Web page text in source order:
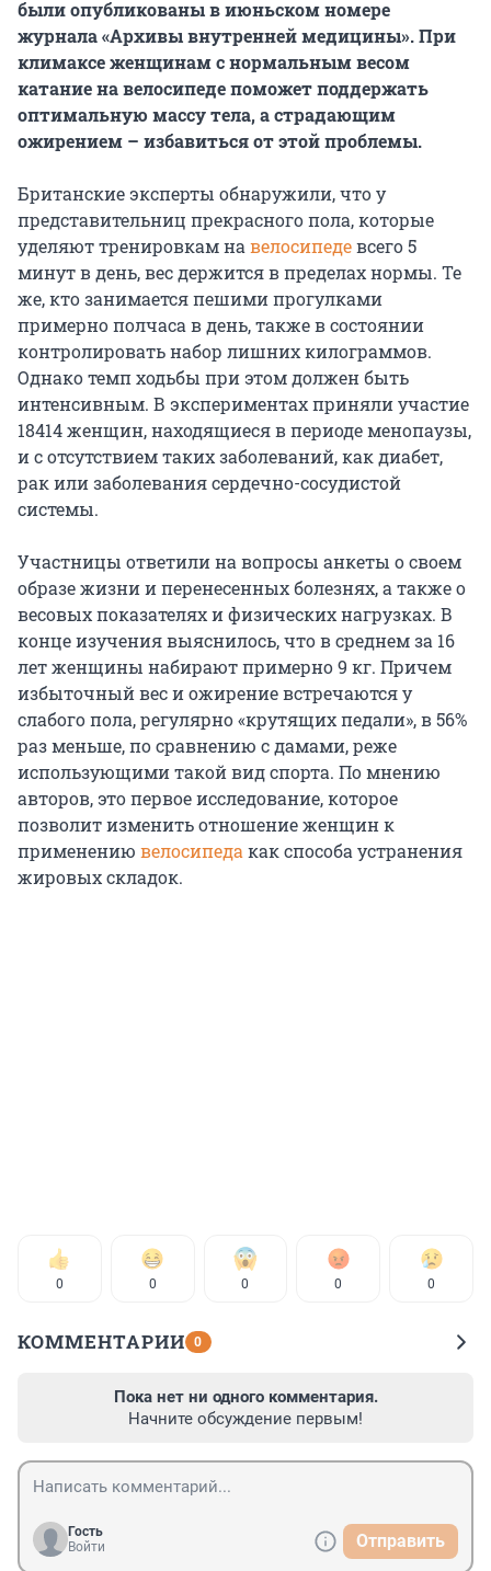
были опубликованы в июньском номере
журнала «Архивы внутренней медицины». При
климаксе женщинам с нормальным весом
катание на велосипеде поможет поддержать
оптимальную массу тела, а страдающим
ожирением – избавиться от этой проблемы.
Британские эксперты обнаружили, что у
представительниц прекрасного пола, которые
уделяют тренировкам на велосипедевсего 5
минут в день, вес держится в пределах нормы. Те
же, кто занимается пешими прогулками
примерно полчаса в день, также в состоянии
контролировать набор лишних килограммов.
Однако темп ходьбы при этом должен быть
интенсивным. В экспериментах приняли участие
18414 женщин, находящиеся в периоде менопаузы,
и с отсутствием таких заболеваний, как диабет,
рак или заболевания сердечно-сосудистой
системы.
Участницы ответили на вопросы анкеты о своем
образе жизни и перенесенных болезнях, а также о
весовых показателях и физических нагрузках. В
конце изучения выяснилось, что в среднем за 16
лет женщины набирают примерно 9 кг. Причем
избыточный вес и ожирение встречаются у
слабого пола, регулярно «крутящих педали», в 56%
раз меньше, по сравнению с дамами, реже
использующими такой вид спорта. По мнению
авторов, это первое исследование, которое
позволит изменить отношение женщин к
применению велосипеда как способа устранения
жировых складок.
0 0 0 0 0
КОММЕНТАРИИ 0
Пока нет ни одного комментария.
Начните обсуждение первым!
Гость
Войти
Отправить